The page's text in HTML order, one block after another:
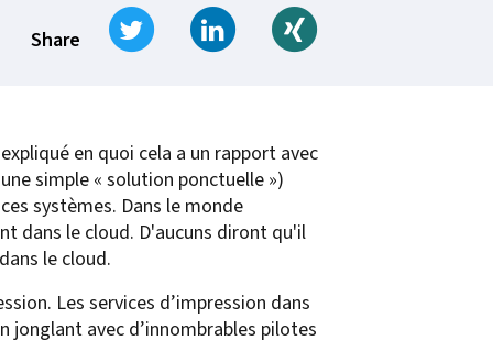
On Demand Webinars
Bundling
Systems
Support
Share
Tweet Share on LinkedIn
en quoi cela a un rapport avec
simple « solution ponctuelle »)
systèmes. Dans le monde
dans le cloud. D'aucuns diront qu'il
le cloud.
Les services d’impression dans
jonglant avec d’innombrables pilotes